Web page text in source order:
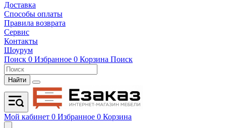
Доставка
Способы оплаты
Правила возврата
Сервис
Контакты
Шоурум
Поиск 0 Избранное 0 Корзина Поиск
Найти
Мой кабинет 0 Избранное 0 Корзина